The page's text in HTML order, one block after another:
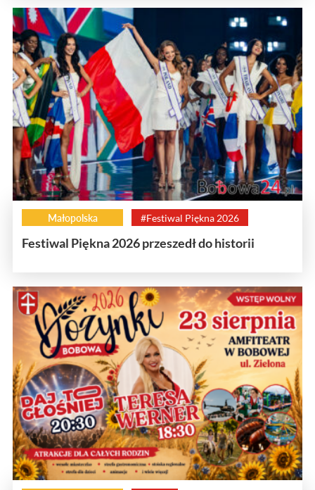
Małopolska #Festiwal Piękna 2026
Festiwal Piękna 2026 przeszedł do historii